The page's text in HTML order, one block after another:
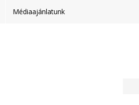
Médiaajánlatunk